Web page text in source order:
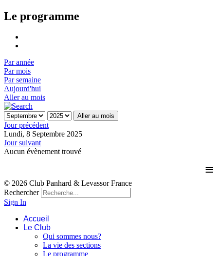
Le programme
Par année
Par mois
Par semaine
Aujourd'hui
Aller au mois
Aller au mois
Jour précédent
Lundi, 8 Septembre 2025
Jour suivant
Aucun évènement trouvé
≡
© 2026 Club Panhard & Levassor France
Rechercher
Sign In
Accueil
Le Club
Qui sommes nous?
La vie des sections
Le programme